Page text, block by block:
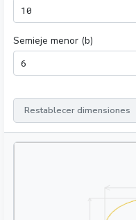
Semieje menor (b)
Restablecer dimensiones